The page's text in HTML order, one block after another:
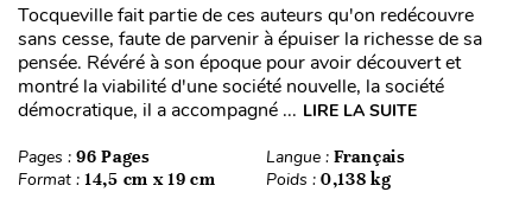
Tocqueville fait partie de ces auteurs qu'on redécouvre
sans cesse, faute de parvenir à épuiser la richesse de sa
pensée. Révéré à son époque pour avoir découvert et
montré la viabilité d'une société nouvelle, la société
démocratique, il a accompagné ... LIRE LA SUITE
Pages : 96 Pages Langue : Français
Format : 14,5 cm x 19 cm Poids : 0,138 kg